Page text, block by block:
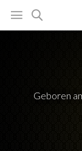
Geboren